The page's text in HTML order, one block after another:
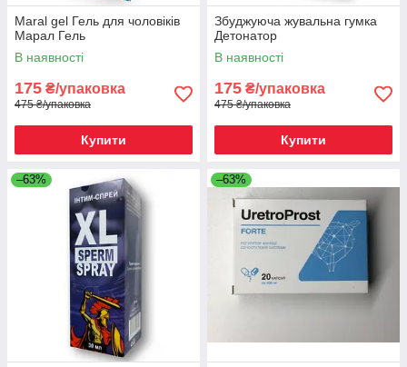
Maral gel Гель для чоловіків
Марал Гель
В наявності
175 ₴/упаковка
475 ₴/упаковка
Купити
Збуджуюча жувальна гумка
Детонатор
В наявності
175 ₴/упаковка
475 ₴/упаковка
Купити
–63% –63%